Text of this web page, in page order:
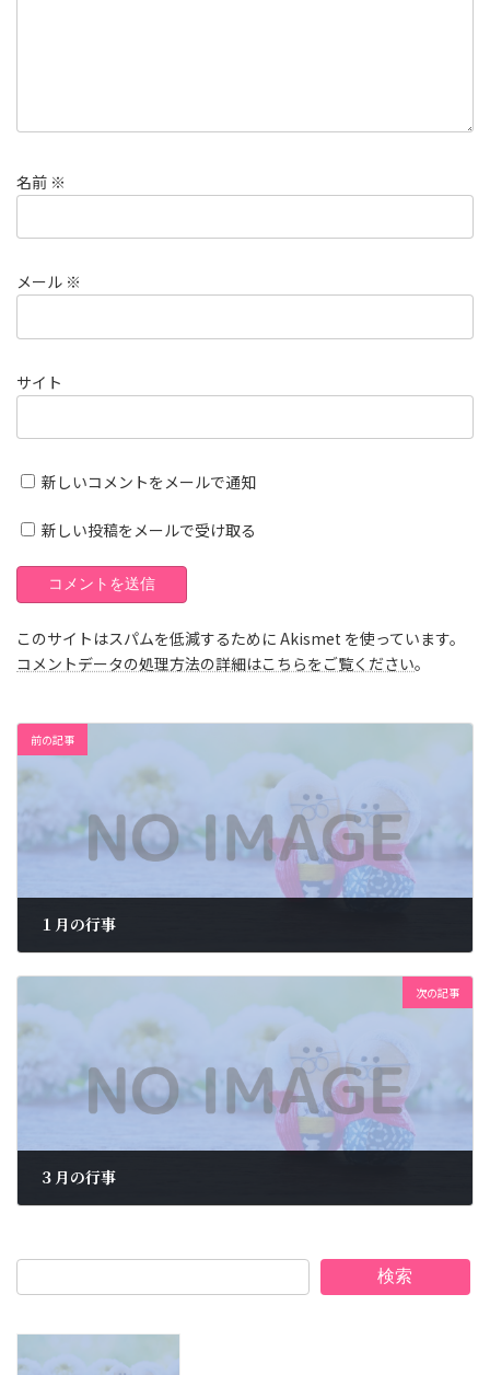
名前 ※
メール ※
サイト
新しいコメントをメールで通知
新しい投稿をメールで受け取る
このサイトはスパムを低減するために Akismet を使っています。
コメントデータの処理方法の詳細はこちらをご覧ください。
前の記事
１月の行事
次の記事
３月の行事
検索